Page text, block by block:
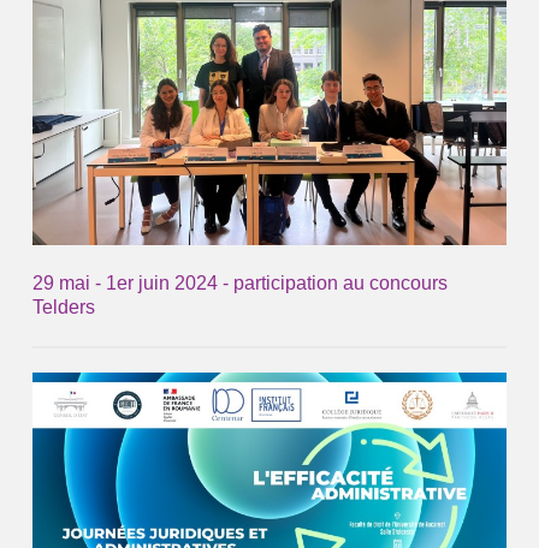
29 mai - 1er juin 2024 - participation au concours
Telders